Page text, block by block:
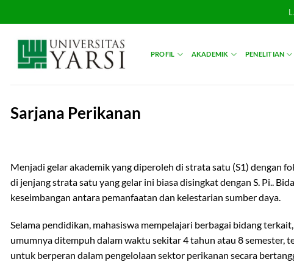
to
content
PROFIL AKADEMIK PENELITIAN
Sarjana Perikanan
Menjadi gelar akademik yang diperoleh di strata satu (S1) dengan
di jenjang strata satu yang gelar ini biasa disingkat dengan S. Pi..
keseimbangan antara pemanfaatan dan kelestarian sumber daya.
Selama pendidikan, mahasiswa mempelajari berbagai bidang
umumnya ditempuh dalam waktu sekitar 4 tahun atau 8 semester,
untuk berperan dalam pengelolaan sektor perikanan secara